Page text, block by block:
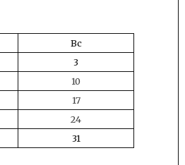
Вс
3
10
17
24
31